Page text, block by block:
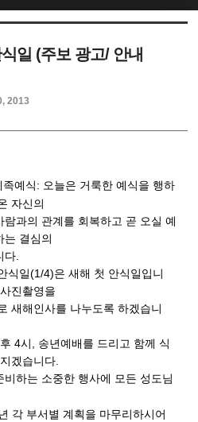
일 (주보 광고/ 안내
2013
족예식: 오늘은 거룩한 예식을 행하
자신의
과의 관계를 회복하고 곧 오실 예
는 결심의
.
식일(1/4)은 새해 첫 안식일입니
진촬영을
새해인사를 나누도록 하겠습니
4시, 송년예배를 드리고 함께 식
겠습니다.
하는 소중한 행사에 모든 성도님
각 부서별 계획을 마무리하시어
케치북5
케치북5